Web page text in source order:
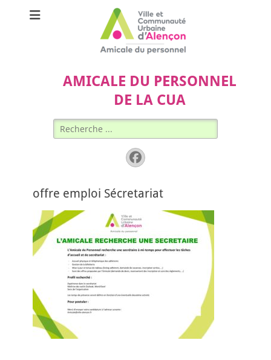
AMICALE DU PERSONNEL
DE LA CUA
Rechercher :
Facebook
offre emploi Sécretariat